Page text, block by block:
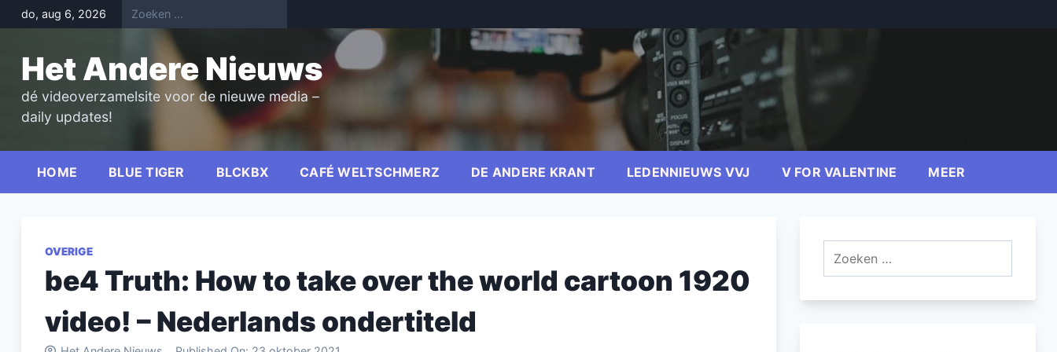
Skip
to
do, aug 6, 2026
Het Andere Nieuws
dé videoverzamelsite voor de nieuwe media –
daily updates!
HOME BLUE TIGER BLCKBX CAFÉ WELTSCHMERZ DE ANDERE KRANT LEDENNIEUWS VVJ V FOR VALENTINE MEER
OVERIGE
be4 Truth: How to take over the world cartoon 1920
video! – Nederlands ondertiteld